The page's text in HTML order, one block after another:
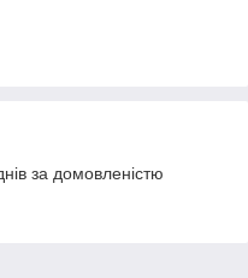
за домовленістю